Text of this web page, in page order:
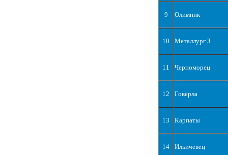
9 Олимпик
10 Металлург З
11 Черноморец
12 Говерла
13 Карпаты
14 Ильичевец